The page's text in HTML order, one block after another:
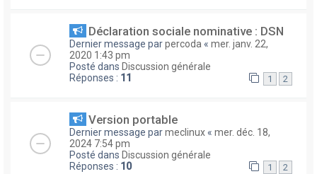
Déclaration sociale nominative : DSN
Dernier message parpercoda « mer. janv. 22,
2020 1:43 pm
Posté dans Discussion générale
Réponses : 11 1 2
Version portable
Dernier message parmeclinux « mer. déc. 18,
2024 7:54 pm
Posté dans Discussion générale
Réponses : 10 1 2